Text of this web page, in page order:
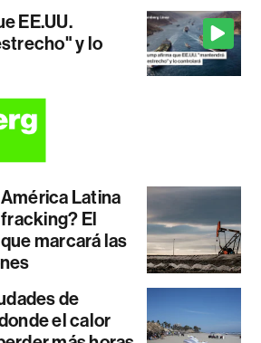
EE.UU.
y lo
Latina
El
marcará las
de
el calor